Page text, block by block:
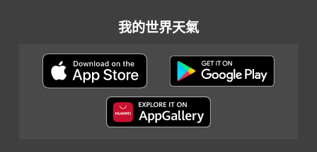
我的世界天氣